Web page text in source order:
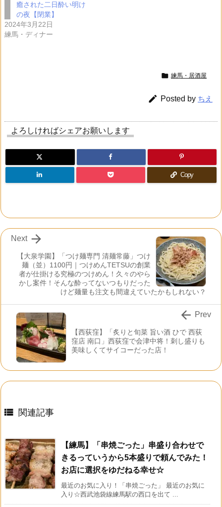
癒された二日酔い明け
の夜【閉業】
2024年3月22日
練馬・ディナー
 練馬・居酒屋
 Posted by ちえ
よろしければシェアお願いします
Copy
【大泉学園】「つけ麺専門 清麺常藤」つけ
麺（並）1100円｜つけめんTETSUの創業
者が仕掛ける究極のつけめん！久々のやら
かし案件！そんな酔ってないつもりだった
けど麺量も注文も間違えていたかもしれない？

Next
【西荻窪】「炙りと旬菜 旨い酒 ひで 西荻
窪店 南口」西荻窪で会津中将！刺し盛りも
美味しくてサイコーだった店！
 Prev
 関連記事
【練馬】「串焼ごった」串盛り合わせで
きるっていうから5本盛りで頼んでみた！
お店に選択をゆだねる幸せ☆
最近のお気に入り！「串焼ごった」 最近のお気に
入り☆西武池袋線練馬駅の西口を出て ...